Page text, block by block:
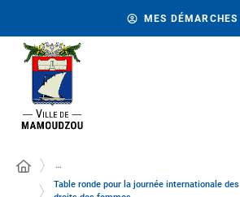
MES DÉMARCHES
…
Table ronde pour la journée internationale des